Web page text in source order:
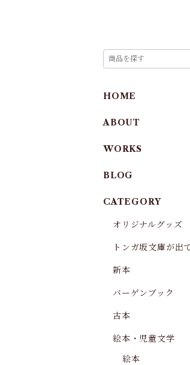
HOME
ABOUT
WORKS
BLOG
CATEGORY
オリジナルグッズ
トンガ坂文庫が出
新本
バーゲンブック
古本
絵本・児童文学
絵本